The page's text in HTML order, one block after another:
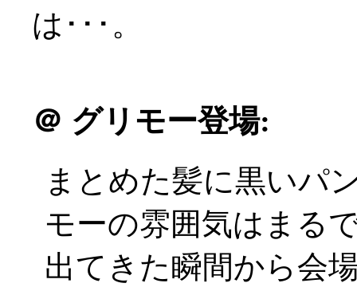
は･･･。
＠ グリモー登場:
まとめた髪に黒いパ
モーの雰囲気はまる
出てきた瞬間から会